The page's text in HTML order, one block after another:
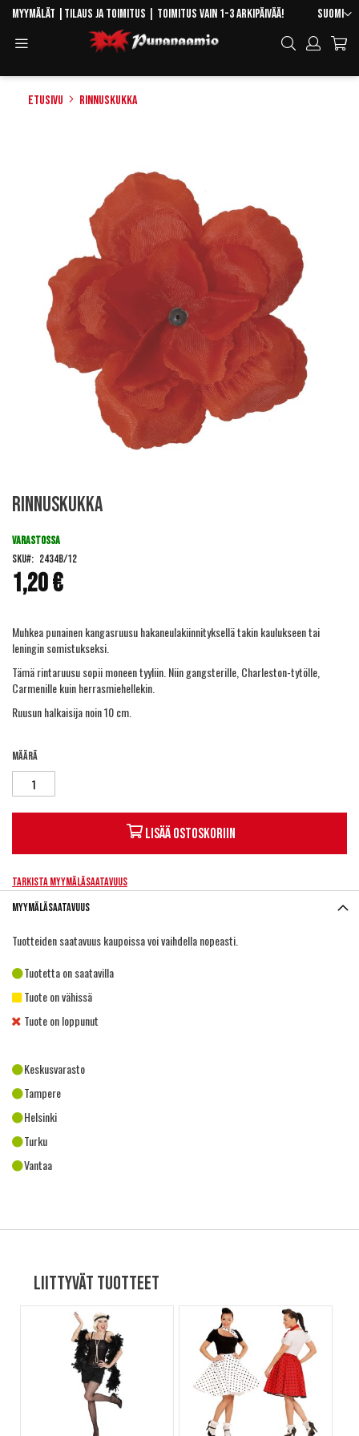
Skip
Content
Kieli
Suomi
Myymälät Tilaus ja toimitus | Toimitus vain 1-3 arkipäivää!
Hae
Etusivu Rinnuskukka
to
beginning
the
images
gallery
Rinnuskukka
1,20 €
VARASTOSSA
SKU
2434B/12
Muhkea punainen kangasruusu hakaneulakiinnityksellä takin kaulukseen tai
leningin somistukseksi.
Tämä rintaruusu sopii moneen tyyliin. Niin gangsterille, Charleston-tytölle,
Carmenille kuin herrasmiehellekin.
Ruusun halkaisija noin 10 cm.
Määrä
Lisää ostoskoriin
Tarkista myymäläsaatavuus
Myymäläsaatavuus
Tuotteiden saatavuus kaupoissa voi vaihdella nopeasti.
Tuotetta on saatavilla
Tuote on vähissä
Tuote on loppunut
Keskusvarasto
Tampere
Helsinki
Turku
Vantaa
Liittyvät tuotteet